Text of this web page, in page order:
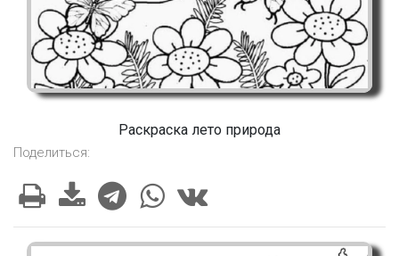
Раскраска лето природа
Поделиться: